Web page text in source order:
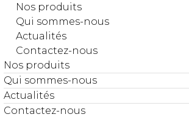
Nos produits
Qui sommes-nous
Actualités
Contactez-nous
Nos produits
Qui sommes-nous
Actualités
Contactez-nous